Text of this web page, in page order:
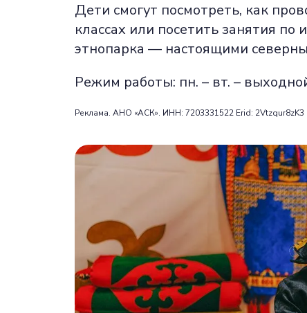
Дети смогут посмотреть, как
классах или посетить занятия
этнопарка — настоящими
Режим работы: пн. – вт. –
Реклама. АНО «АСК». ИНН: 7203331522 Erid: 2Vtzqur8zK3